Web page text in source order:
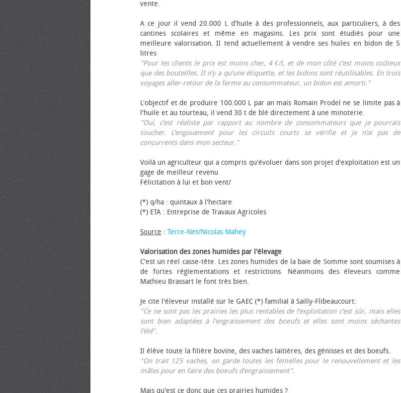
vente.
A ce jour il vend 20.000 L d'huile à des professionnels, aux particuliers, à des
cantines scolaires et même en magasins. Les prix sont étudiés pour une
meilleure valorisation. Il tend actuellement à vendre ses huiles en bidon de 5
litres
"Pour les clients le prix est moins cher, 4 €/l, et de mon côté c’est moins coûteux
que des bouteilles. II n’y a qu’une étiquette, et les bidons sont réutilisables. En trois
voyages aller-retour de la ferme au consommateur, un bidon est amorti."
L'objectif et de produire 100.000 L par an mais Romain Prodel ne se limite pas à
l'huile et au tourteau, il vend 30 t de blé directement à une minoterie.
"Oui, c’est réaliste par rapport au nombre de consommateurs que je pourrais
toucher. L’engouement pour les circuits courts se vérifie et je n’ai pas de
concurrents dans mon secteur."
Voilà un agriculteur qui a compris qu'évoluer dans son projet d'exploitation est un
gage de meilleur revenu
Félicitation à lui et bon vent/
(*) q/ha : quintaux à l'hectare
(*) ETA : Entreprise de Travaux Agricoles
Source : Terre-Net/Nicolas Mahey
Valorisation des zones humides par l'élevage
C'est un réel casse-tête. Les zones humides de la baie de Somme sont soumises à
de fortes réglementations et restrictions. Néanmoins des éleveurs comme
Mathieu Brassart le font très bien.
Je cite l'éleveur installé sur le GAEC (*) familial à Sailly-Flibeaucourt:
"Ce ne sont pas les prairies les plus rentables de l’exploitation c’est sûr, mais elles
sont bien adaptées à l’engraissement des bœufs et elles sont moins séchantes
l’été".
Il élève toute la filière bovine, des vaches laitières, des génisses et des bœufs.
"On trait 125 vaches, on garde toutes les femelles pour le renouvellement et les
mâles pour en faire des bœufs d’engraissement".
Mais qu'est ce donc que ces prairies humides ?